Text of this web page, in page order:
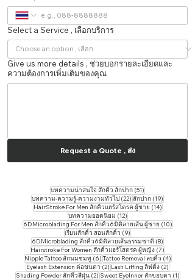
Select a Service , เลือกบริการ
Give us more details , ช่วยบอกรายละเอียดและ
ความต้องการเพิ่มเติมของคุณ
Request a Quote , ส่ง
บทความน่าสนใจ สักคิ้ว สักปาก (51)51 กระทู้
บทความ-ความรู้-ความงามทั่วไป (22)22 กระทู้
สักปาก (19)19 กระทู้
HairStroke For Men สักคิ้วแฮร์สโตรค ผู้ชาย (14)14 กระทู้
บทความยอดนิยม (12)12 กระทู้
6DMicroblading For Men สักคิ้ว6มิติลายเส้น ผู้ชาย (10)10 กระทู้
เรียนสักคิ้ว สอนสักคิ้ว (9)9 กระทู้
6DMicroblading สักคิ้ว6มิติลายเส้นธรรมชาติ (8)8 กระทู้
Hairstroke For Women สักคิ้วแฮร์โสตรค ผู้หญิง (7)7 กระทู้
Nipple Tattoo สักนมชมพู (6)6 กระทู้
Tattoo ​Removal ลบคิ้ว (4)4 กระทู้
Eyelash Extension ต่อขนตา (2)2 กระทู้
Lash Liffing ลิฟติ้ง (2)2 กระทู้
Shading Powder สักคิ้วสีฝุ่น (2)2 กระทู้
Sweet EyeInner สักขอบตา (1)1 กระทู้